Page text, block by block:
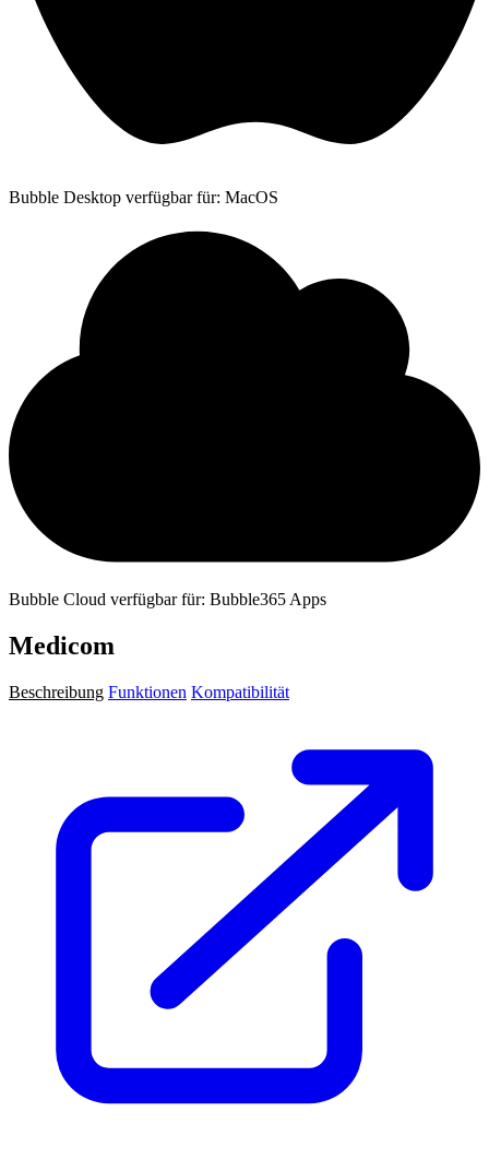
Bubble Desktop verfügbar für: MacOS
Bubble Cloud verfügbar für: Bubble365 Apps
Medicom
Beschreibung Funktionen Kompatibilität